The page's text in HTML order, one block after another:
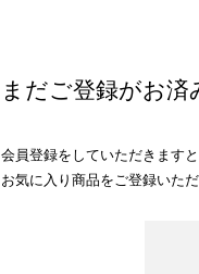
まだご登録がお済
会員登録をしていただきます
お気に入り商品をご登録いた